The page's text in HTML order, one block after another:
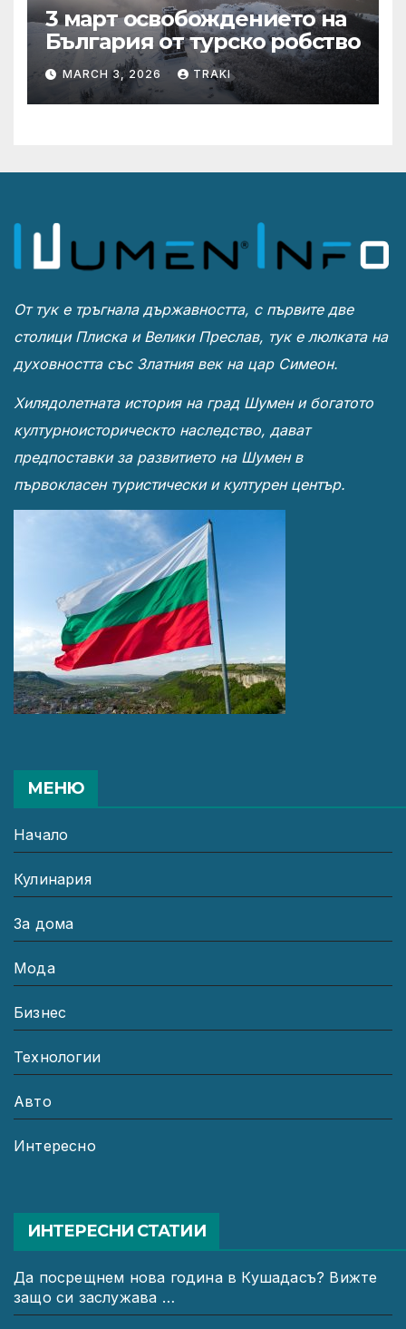
3 март освобождението на
България от турско робство
MARCH 3, 2026 TRAKI
От тук е тръгнала държавността, с първите две
столици Плиска и Велики Преслав, тук е люлката на
духовността със Златния век на цар Симеон.
Хилядолетната история на град Шумен и богатото
културноисторическто наследство, дават
предпоставки за развитието на Шумен в
първокласен туристически и културен център.
МЕНЮ
Начало
Кулинария
За дома
Мода
Бизнес
Технологии
Авто
Интересно
ИНТЕРЕСНИ СТАТИИ
Да посрещнем нова година в Кушадасъ? Вижте
защо си заслужава …